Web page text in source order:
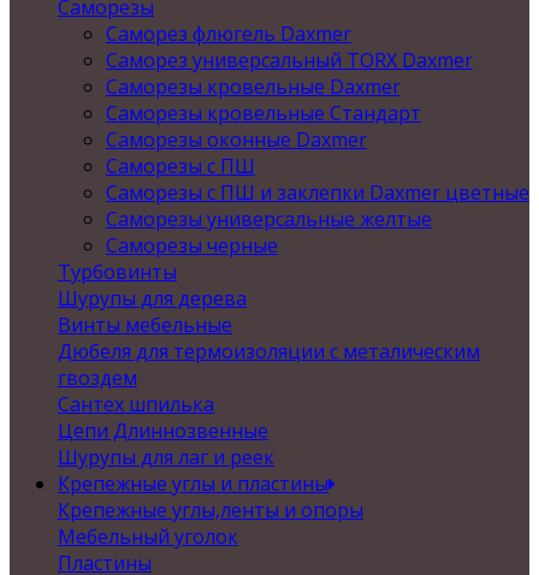
Саморезы
Саморез флюгель Daxmer
Саморез универсальный TORX Daxmer
Саморезы кровельные Daxmer
Саморезы кровельные Стандарт
Саморезы оконные Daxmer
Саморезы с ПШ
Саморезы с ПШ и заклепки Daxmer цветные
Саморезы универсальные желтые
Саморезы черные
Турбовинты
Шурупы для дерева
Винты мебельные
Дюбеля для термоизоляции с металическим
гвоздем
Сантех шпилька
Цепи Длиннозвенные
Шурупы для лаг и реек
Крепежные углы и пластины
Крепежные углы,ленты и опоры
Мебельный уголок
Пластины